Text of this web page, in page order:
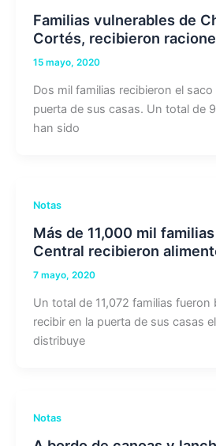
Familias vulnerables de
Cortés, recibieron
15 mayo, 2020
Dos mil familias recibieron el
puerta de sus casas. Un total de
han sido
Notas
Más de 11,000 mil
Central recibieron
7 mayo, 2020
Un total de 11,072 familias fueron
recibir en la puerta de sus casas
distribuye
Notas